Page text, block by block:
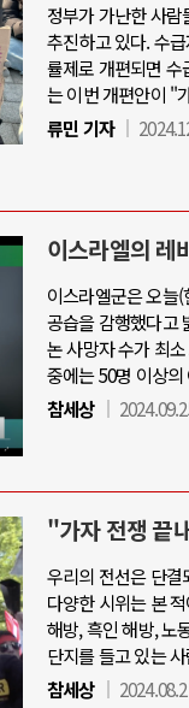
정부가 가난한 사
추진하고 있다. 수
률제로 개편되면 수
는 이번 개편안이 "
류민 기자
이스라엘의 레
이스라엘군은 오늘
공습을 감행했다고
논 사망자 수가 최
중에는 50명 이상
참세상
"가자 전쟁 끝
우리의 전선은 단결
다양한 시위는 본
해방, 흑인 해방, 노
단지를 들고 있는
참세상